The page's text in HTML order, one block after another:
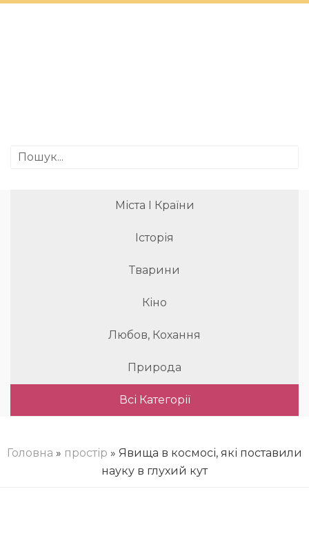
Міста І Країни
Історія
Тварини
Кіно
Любов, Кохання
Природа
Всі Категорії
Головна » простір » Явища в космосі, які поставили
науку в глухий кут